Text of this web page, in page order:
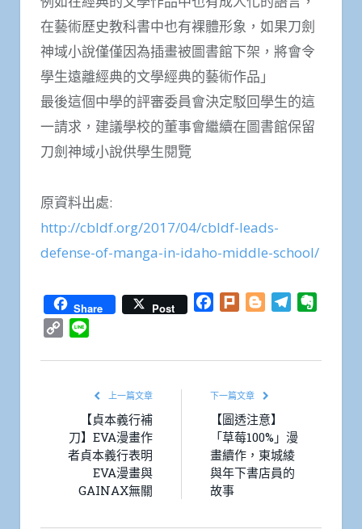
在藝術歷史教科書中也有裸體形象，如果刀劍
神域小說僅僅因為插畫被圖書館下架，將會令
學生遠離經典的文學經典的藝術作品」
最後這個中學的評審委員會決定駁回學生的這
一請求，建議學校的董事會繼續在圖書館保留
刀劍神域小說供學生閱覽
原資料出處:
http://cbldf.org/2017/04/cbldf-leads-
defense-of-manga-in-idaho-middle-school/
Share Post Facebook
Plurk BloggerTelegram
Copy
上一篇文章
【貞本義行補
刀】EVA漫畫作
者貞本義行表明
EVA漫畫與
GAINAX無關
下一篇文章
【圖透注意】
「草莓100%」漫
畫續作，東城綾
與年下書店員的
故事